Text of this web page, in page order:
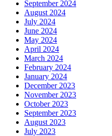
September 2024
August 2024
July 2024
June 2024
May 2024
April 2024
March 2024
February 2024
January 2024
December 2023
November 2023
October 2023
September 2023
August 2023
July 2023